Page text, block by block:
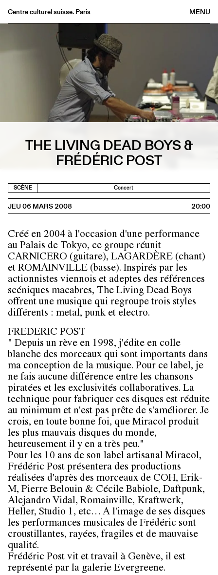
MENU
Centre culturel suisse. Paris
Informations
EN
THE LIVING DEAD BOYS &
FRÉDÉRIC POST
SCÈNE Concert
JEU 06 MARS 2008 20:00
Créé en 2004 à l'occasion d'une performance
au Palais de Tokyo, ce groupe réunit
CARNICERO (guitare), LAGARDÈRE (chant)
et ROMAINVILLE (basse). Inspirés par les
actionnistes viennois et adeptes des références
scéniques macabres, The Living Dead Boys
offrent une musique qui regroupe trois styles
différents : metal, punk et electro.
FREDERIC POST
" Depuis un rève en 1998, j'édite en colle
blanche des morceaux qui sont importants dans
ma conception de la musique. Pour ce label, je
ne fais aucune différence entre les chansons
piratées et les exclusivités collaboratives. La
technique pour fabriquer ces disques est réduite
au minimum et n'est pas prête de s'améliorer. Je
crois, en toute bonne foi, que Miracol produit
les plus mauvais disques du monde,
heureusement il y en a très peu."
Pour les 10 ans de son label artisanal Miracol,
Frédéric Post présentera des productions
réalisées d'après des morceaux de COH, Erik-
M, Pierre Belouin & Cécile Babiole, Daftpunk,
Alejandro Vidal, Romainville, Kraftwerk,
Heller, Studio 1, etc… A l'image de ses disques
les performances musicales de Frédéric sont
croustillantes, rayées, fragiles et de mauvaise
qualité.
Frédéric Post vit et travail à Genève, il est
représenté par la galerie Evergreene.